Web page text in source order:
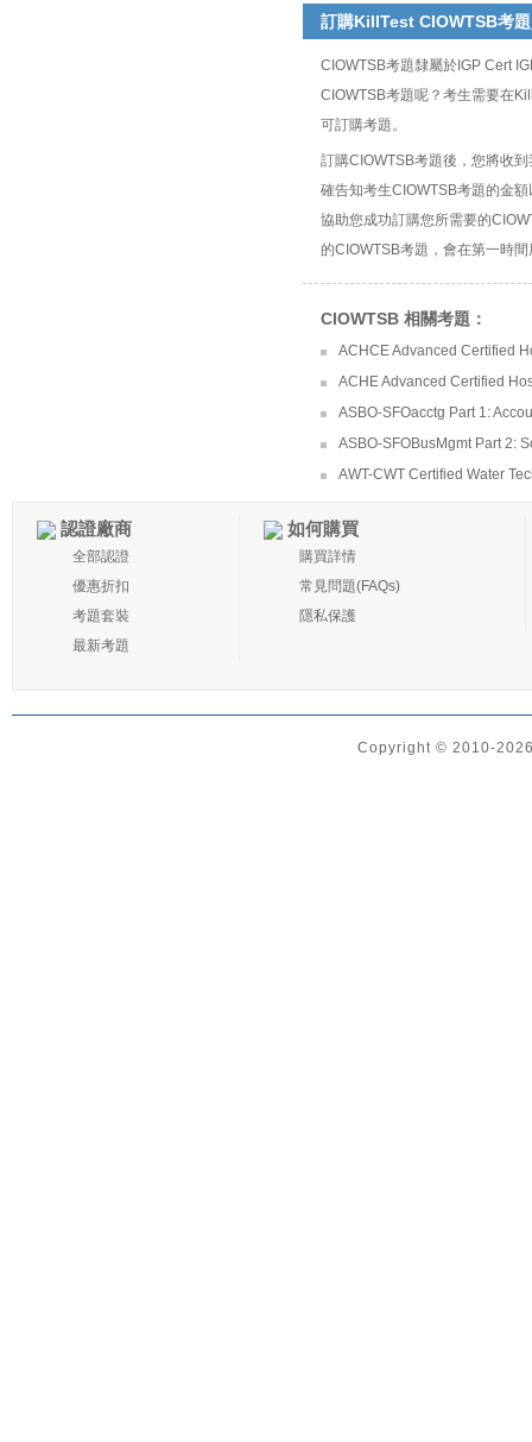
訂購KillTest CIOWTSB考
CIOWTSB考題隸屬於IGP Cert
CIOWTSB考題呢？考生需要在
可訂購考題。
訂購CIOWTSB考題後，您將收
確告知考生CIOWTSB考題的金
協助您成功訂購您所需要的
的CIOWTSB考題，會在第一時
CIOWTSB 相關考題：
ACHCE Advanced Certified
ACHE Advanced Certified
ASBO-SFOacctg Part 1:
ASBO-SFOBusMgmt Part 2:
AWT-CWT Certified Water
認證廠商
全部認證
優惠折扣
考題套裝
最新考題
如何購買
購買詳情
常見問題(FAQs)
隱私保護
Copyright © 2010-